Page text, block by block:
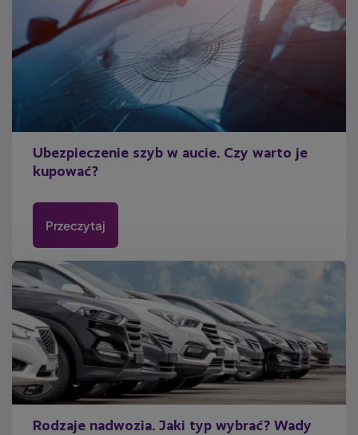
Ubezpieczenie szyb w aucie. Czy warto je
kupować?
Przeczytaj
Rodzaje nadwozia. Jaki typ wybrać? Wady